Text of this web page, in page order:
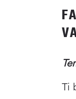
Ti